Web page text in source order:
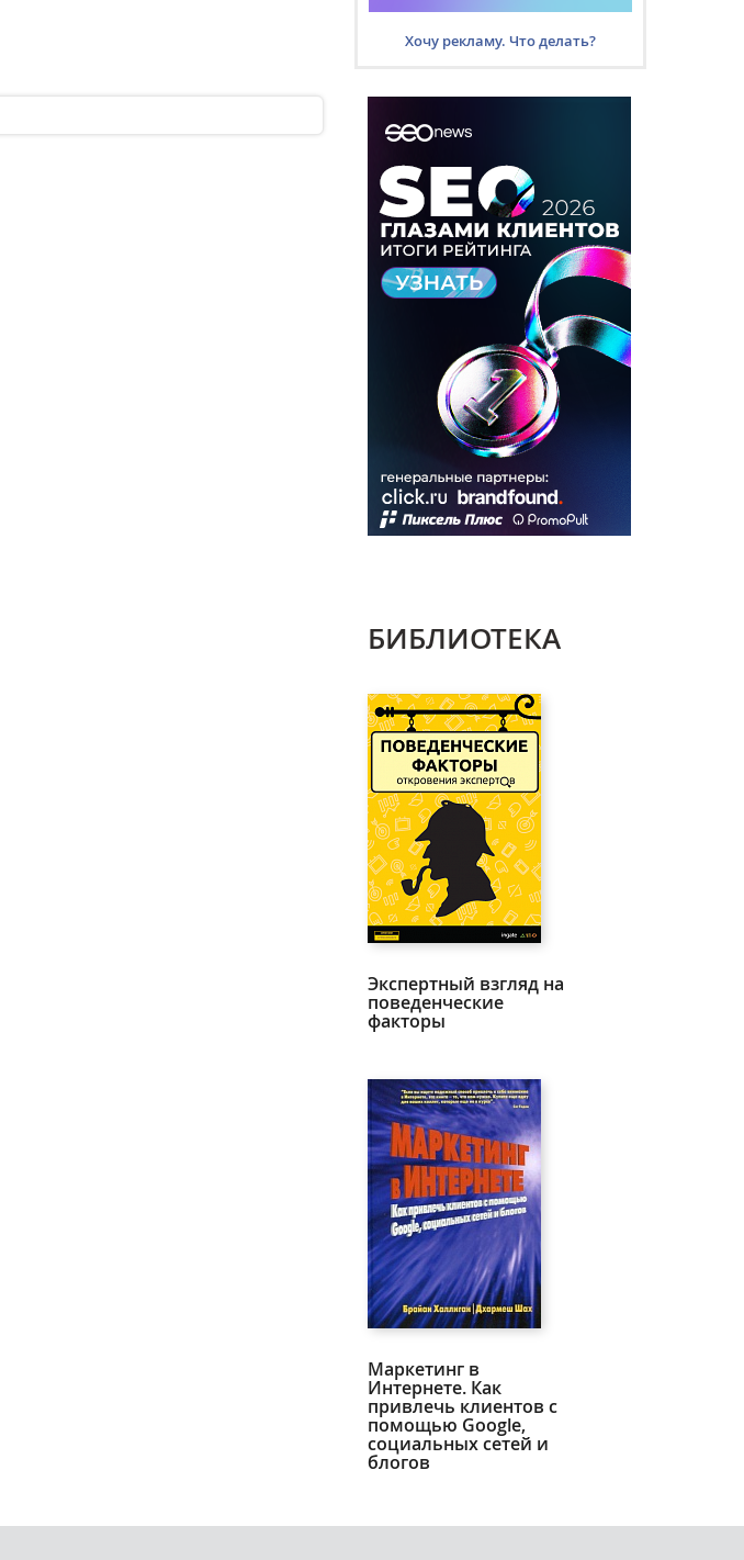
Хочу рекламу. Что делать?
БИБЛИОТЕКА
Экспертный взгляд на
поведенческие
факторы
Маркетинг в
Интернете. Как
привлечь клиентов с
помощью Google,
социальных сетей и
блогов